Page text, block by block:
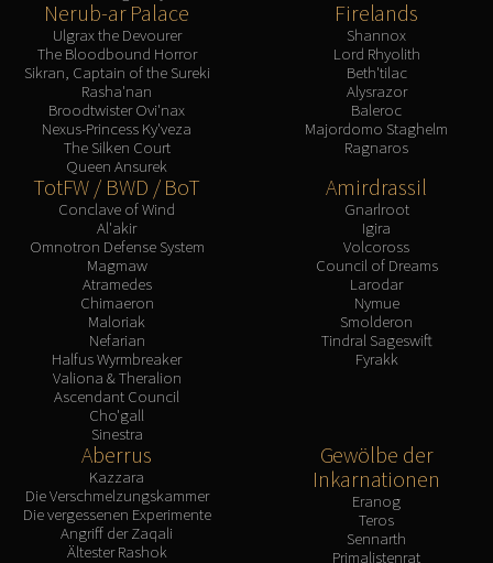
Nerub-ar Palace
Ulgrax the Devourer
The Bloodbound Horror
Sikran, Captain of the Sureki
Rasha'nan
Broodtwister Ovi'nax
Nexus-Princess Ky'veza
The Silken Court
Queen Ansurek
Firelands
Shannox
Lord Rhyolith
Beth'tilac
Alysrazor
Baleroc
Majordomo Staghelm
Ragnaros
TotFW / BWD / BoT
Conclave of Wind
Al'akir
Omnotron Defense System
Magmaw
Atramedes
Chimaeron
Maloriak
Nefarian
Halfus Wyrmbreaker
Valiona & Theralion
Ascendant Council
Cho'gall
Sinestra
Amirdrassil
Gnarlroot
Igira
Volcoross
Council of Dreams
Larodar
Nymue
Smolderon
Tindral Sageswift
Fyrakk
Aberrus
Kazzara
Die Verschmelzungskammer
Die vergessenen Experimente
Angriff der Zaqali
Ältester Rashok
Gewölbe der
Inkarnationen
Eranog
Teros
Sennarth
Primalistenrat